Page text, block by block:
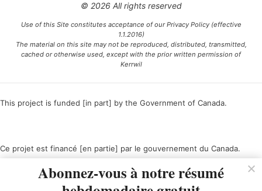
© 2026 All rights reserved
Use of this Site constitutes acceptance of our Privacy Policy (effective
1.1.2016)
The material on this site may not be reproduced, distributed, transmitted,
cached or otherwise used, except with the prior written permission of
Kerrwil
This project is funded [in part] by the Government of Canada.
Ce projet est financé [en partie] par le gouvernement du Canada.
Abonnez-vous à notre résumé